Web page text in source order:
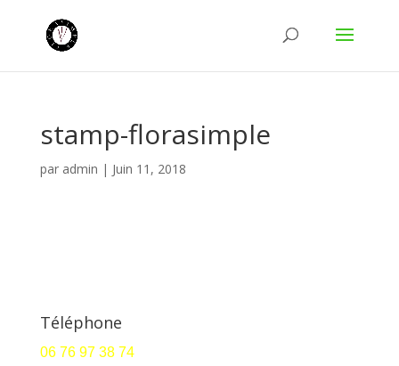
stamp-florasimple
par admin | Juin 11, 2018
Téléphone
06 76 97 38 74